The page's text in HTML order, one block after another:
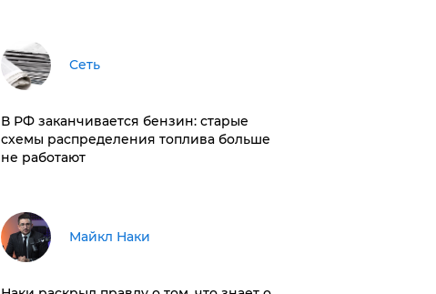
Сеть
​В РФ заканчивается бензин: старые
схемы распределения топлива больше
не работают
Майкл Наки